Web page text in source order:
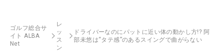
ゴルフ総合サ
イト ALBA
Net
レ
ッ
ス
ン
ドライバーなのにパットに近い体の動かし方!? 阿
部未悠は“タテ感”のあるスイングで曲がらない